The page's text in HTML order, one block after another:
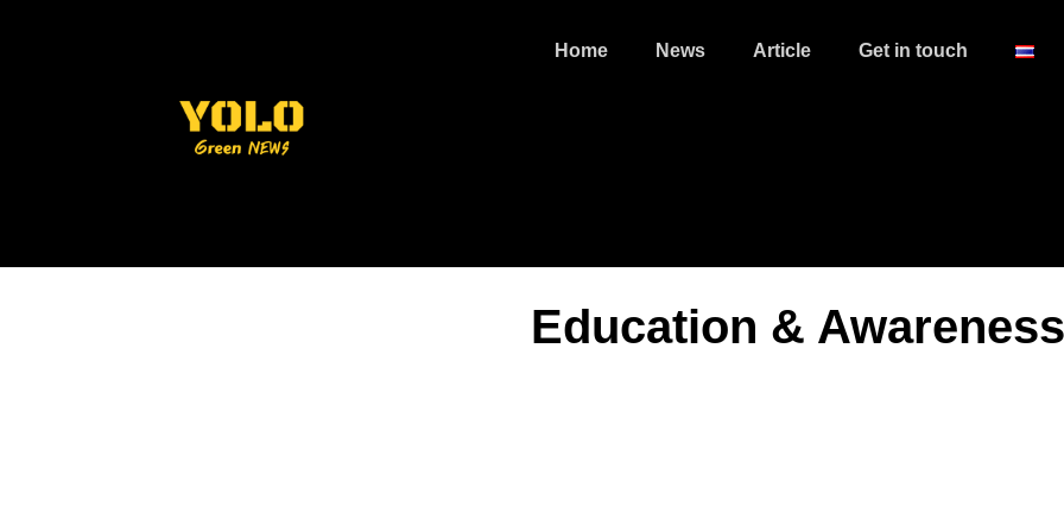
Home News Article Get in touch
Education & Awareness